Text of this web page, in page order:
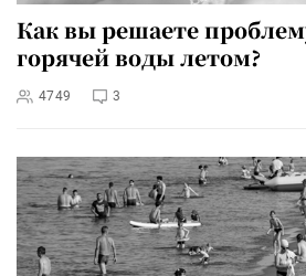
Как вы решаете
горячей воды летом?
4749 3